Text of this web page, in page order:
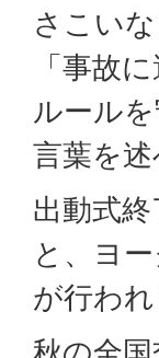
さこい
「事故
ルール
言葉を述
出動式
と、ヨ
が行われ